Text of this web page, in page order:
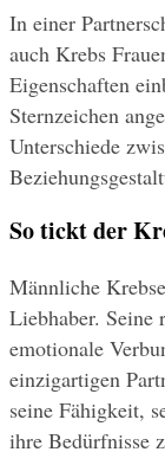
In einer
auch Krebs
Eigenschaften
Sternzeichen
Unterschiede
So tickt der
Männliche
Liebhaber. Seine
emotionale
einzigartigen
seine Fähigkeit,
ihre Bedürfnisse